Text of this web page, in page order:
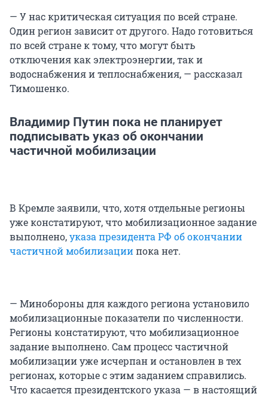
— У нас критическая ситуация по всей стране.
Один регион зависит от другого. Надо готовиться
по всей стране к тому, что могут быть
отключения как электроэнергии, так и
водоснабжения и теплоснабжения, — рассказал
Тимошенко.
Владимир Путин пока не планирует
подписывать указ об окончании
частичной мобилизации
В Кремле заявили, что, хотя отдельные регионы
уже констатируют, что мобилизационное задание
выполнено,указа президента РФ об окончании
частичной мобилизациипока нет.
— Минобороны для каждого региона установило
мобилизационные показатели по численности.
Регионы констатируют, что мобилизационное
задание выполнено. Сам процесс частичной
мобилизации уже исчерпан и остановлен в тех
регионах, которые с этим заданием справились.
Что касается президентского указа — в настоящий